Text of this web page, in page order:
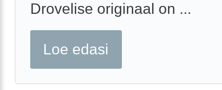
Drovelise originaal on ...
Loe edasi